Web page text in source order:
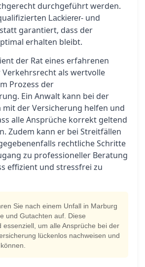
durchgeführt werden.
Lackierer- und
garantiert, dass der
erhalten bleibt.
der Rat eines erfahrenen
Verkehrsrecht als wertvolle
Prozess der
Ein Anwalt kann bei der
der Versicherung helfen und
alle Ansprüche korrekt geltend
Zudem kann er bei Streitfällen
rechtliche Schritte
zu professioneller Beratung
effizient und stressfrei zu
Sie nach einem Unfall in Marburg
und Gutachten auf. Diese
essenziell, um alle Ansprüche bei der
lückenlos nachweisen und